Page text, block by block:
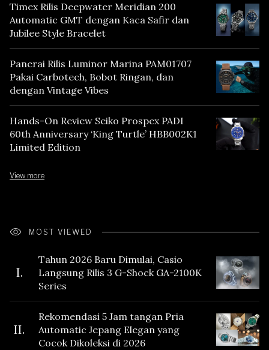
Timex Rilis Deepwater Meridian 200
Automatic GMT dengan Kaca Safir dan
Jubilee Style Bracelet
Panerai Rilis Luminor Marina PAM01707
Pakai Carbotech, Bobot Ringan, dan
dengan Vintage Vibes
Hands-On Review Seiko Prospex PADI
60th Anniversary ‘King Turtle’ HBB002K1
Limited Edition
View more
MOST VIEWED
I.
Tahun 2026 Baru Dimulai, Casio
Langsung Rilis 3 G-Shock GA-2100K
Series
II.
Rekomendasi 5 Jam tangan Pria
Automatic Jepang Elegan yang
Cocok Dikoleksi di 2026